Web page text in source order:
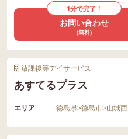
1分で完了！
お問い合わせ
(無料)
放課後等デイサービス
あすてるプラス
エリア 徳島県>徳島市>山城西